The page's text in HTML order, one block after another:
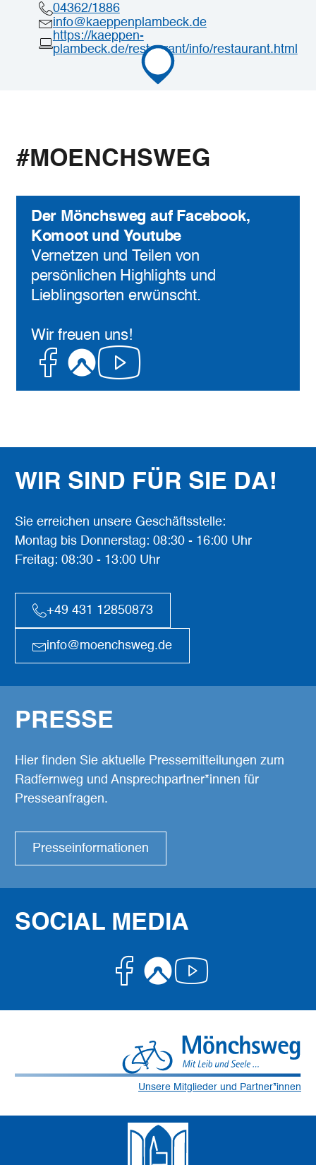
04362/1886
info@kaeppenplambeck.de
https://kaeppen-
plambeck.de/restaurant/info/restaurant.html
#MOENCHSWEG
Der Mönchsweg auf Facebook,
Komoot und Youtube
Vernetzen und Teilen von
persönlichen Highlights und
Lieblingsorten erwünscht.
Wir freuen uns!
Facebook
KomootYoutube
WIR SIND FÜR SIE DA!
Sie erreichen unsere Geschäftsstelle:
Montag bis Donnerstag: 08:30 - 16:00 Uhr
Freitag: 08:30 - 13:00 Uhr
+49 431 12850873
info@moenchsweg.de
PRESSE
Hier finden Sie aktuelle Pressemitteilungen zum
Radfernweg und Ansprechpartner*innen für
Presseanfragen.
Presseinformationen
SOCIAL MEDIA
Facebook
Komoot
Youtube
Unsere Mitglieder und Partner*innen